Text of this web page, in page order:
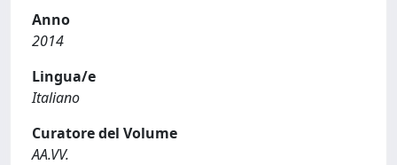
Anno
2014
Lingua/e
Italiano
Curatore del Volume
AA.VV.